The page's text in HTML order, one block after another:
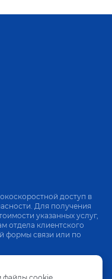
доступ в
Для получения
указанных услуг,
отдела клиентского
формы связи или по